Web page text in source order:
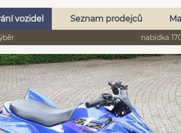
vozidel Seznam prodejců
nabídka